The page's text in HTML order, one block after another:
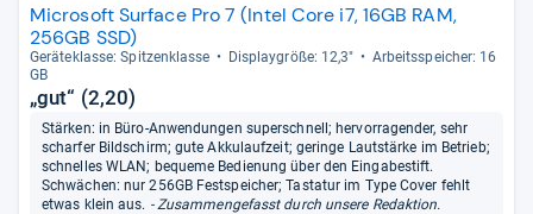
Microsoft Surface Pro 7 (Intel Core i7, 16GB RAM,
256GB SSD)
Gerä­te­klasse: Spit­zen­klasse Dis­play­größe: 12,3"
Arbeitsspei­cher: 16
GB
„gut“ (2,20)
Stärken: in Büro-Anwendungen superschnell; hervorragender, sehr
scharfer Bildschirm; gute Akkulaufzeit; geringe Lautstärke im Betrieb;
schnelles WLAN; bequeme Bedienung über den Eingabestift.
Schwächen: nur 256GB Festspeicher; Tastatur im Type Cover fehlt
etwas klein aus. - Zusammengefasst durch unsere Redaktion.